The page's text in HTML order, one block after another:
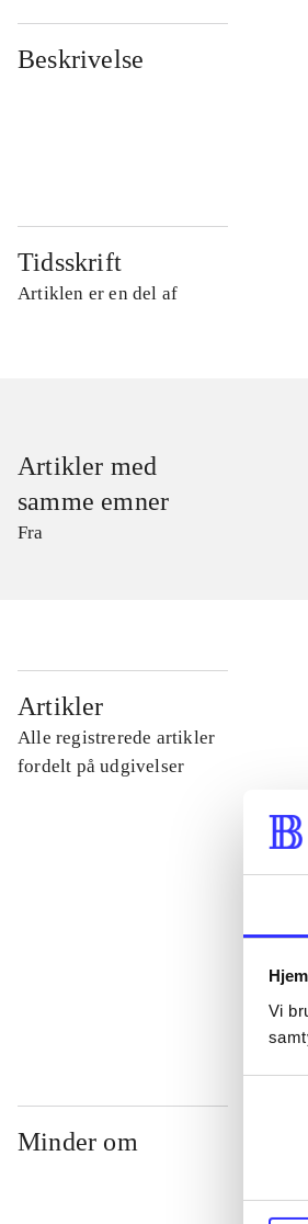
Vi
Beskrivelse
Tidsskrift
Artiklen er en del af
Artikler med
samme emner
Fra
Artikler
Alle registrerede artikler
fordelt på udgivelser
Minder om